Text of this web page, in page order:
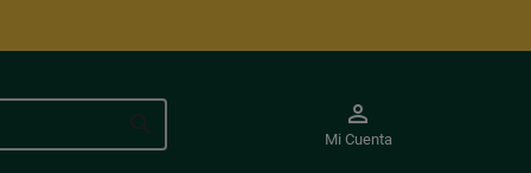
 
Mi Cuenta